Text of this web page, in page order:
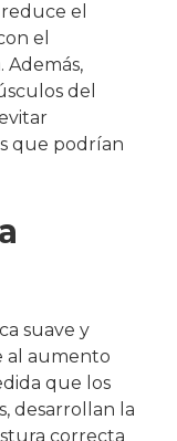
el
el
Además,
del
que podrían
suave y
al aumento
que los
desarrollan la
correcta